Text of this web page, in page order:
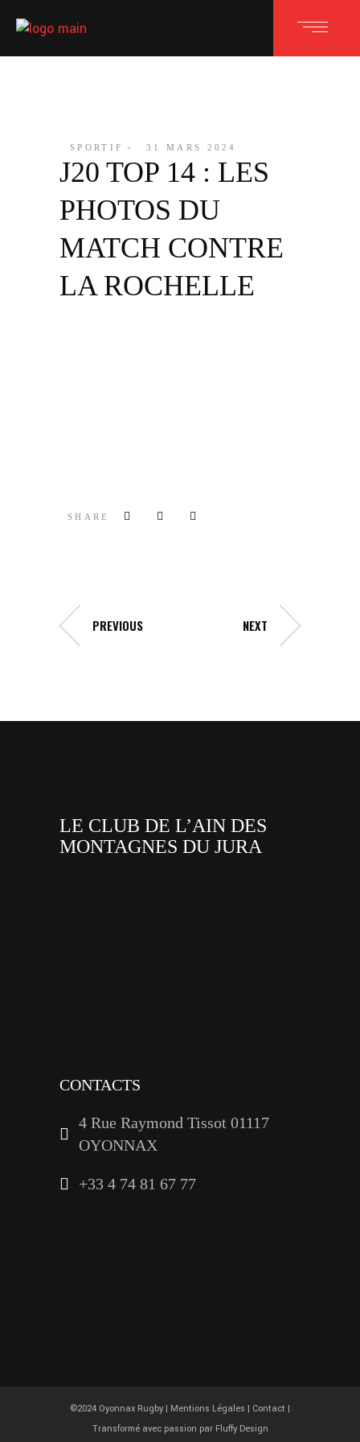
SPORTIF 31 MARS 2024
J20 TOP 14 : LES
PHOTOS DU
MATCH CONTRE
LA ROCHELLE
SHARE
PREVIOUS NEXT
LE CLUB DE L’AIN DES
MONTAGNES DU JURA
CONTACTS
4 Rue Raymond Tissot 01117
OYONNAX
+33 4 74 81 67 77
©2024 Oyonnax Rugby | Mentions Légales | Contact |
Transformé avec passion par Fluffy Design